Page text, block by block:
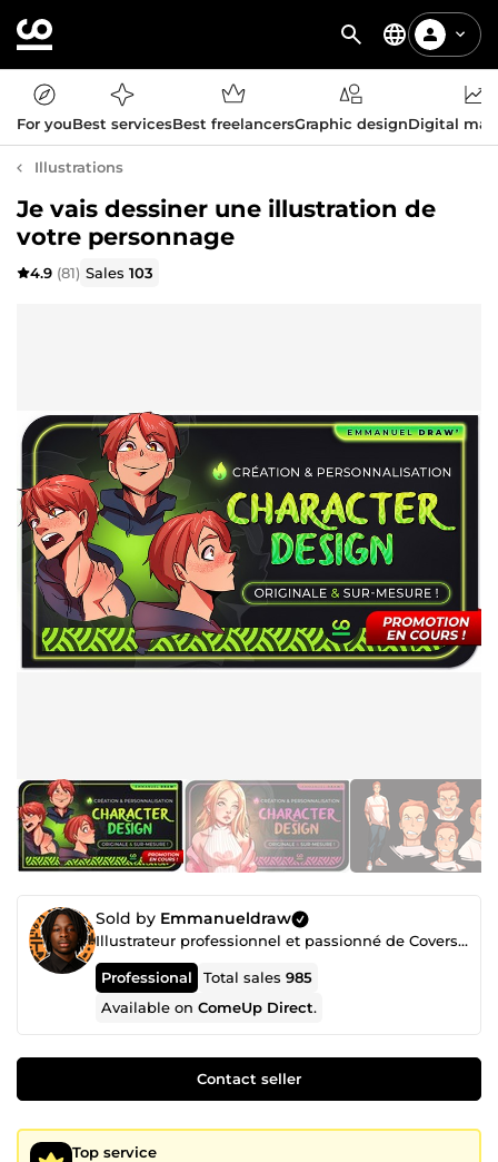
For youBest servicesBest freelancersGraphic designDigital
Illustrations
Je vais dessiner une illustration de
votre personnage
4.9 (81) Sales103
Sold by Emmanueldraw
Illustrateur professionnel et passionné de Covers, BD & Illustrations. Je donne vie à votre univers.
Professional Total sales985
Available onComeUp Direct.
Contact seller
Top service